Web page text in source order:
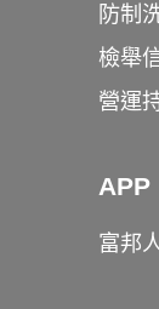
防制
檢舉
營運
APP
富邦